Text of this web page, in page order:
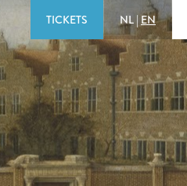
TICKETS NL | EN